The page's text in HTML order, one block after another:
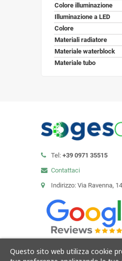
Colore illuminazione
Illuminazione a LED
Colore
Materiali radiatore
Materiale waterblock
Materiale tubo
Tel: +39 0971 35515
Contattaci
Indirizzo: Via Ravenna,
Questo sito web utilizza cookie